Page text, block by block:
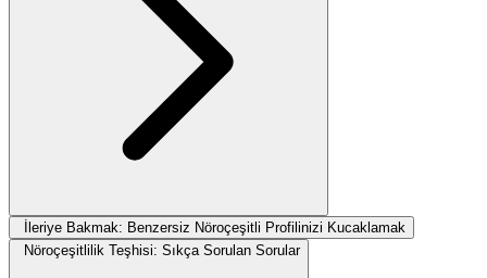
İleriye Bakmak: Benzersiz Nöroçeşitli Profilinizi Kucaklamak
Nöroçeşitlilik Teşhisi: Sıkça Sorulan Sorular